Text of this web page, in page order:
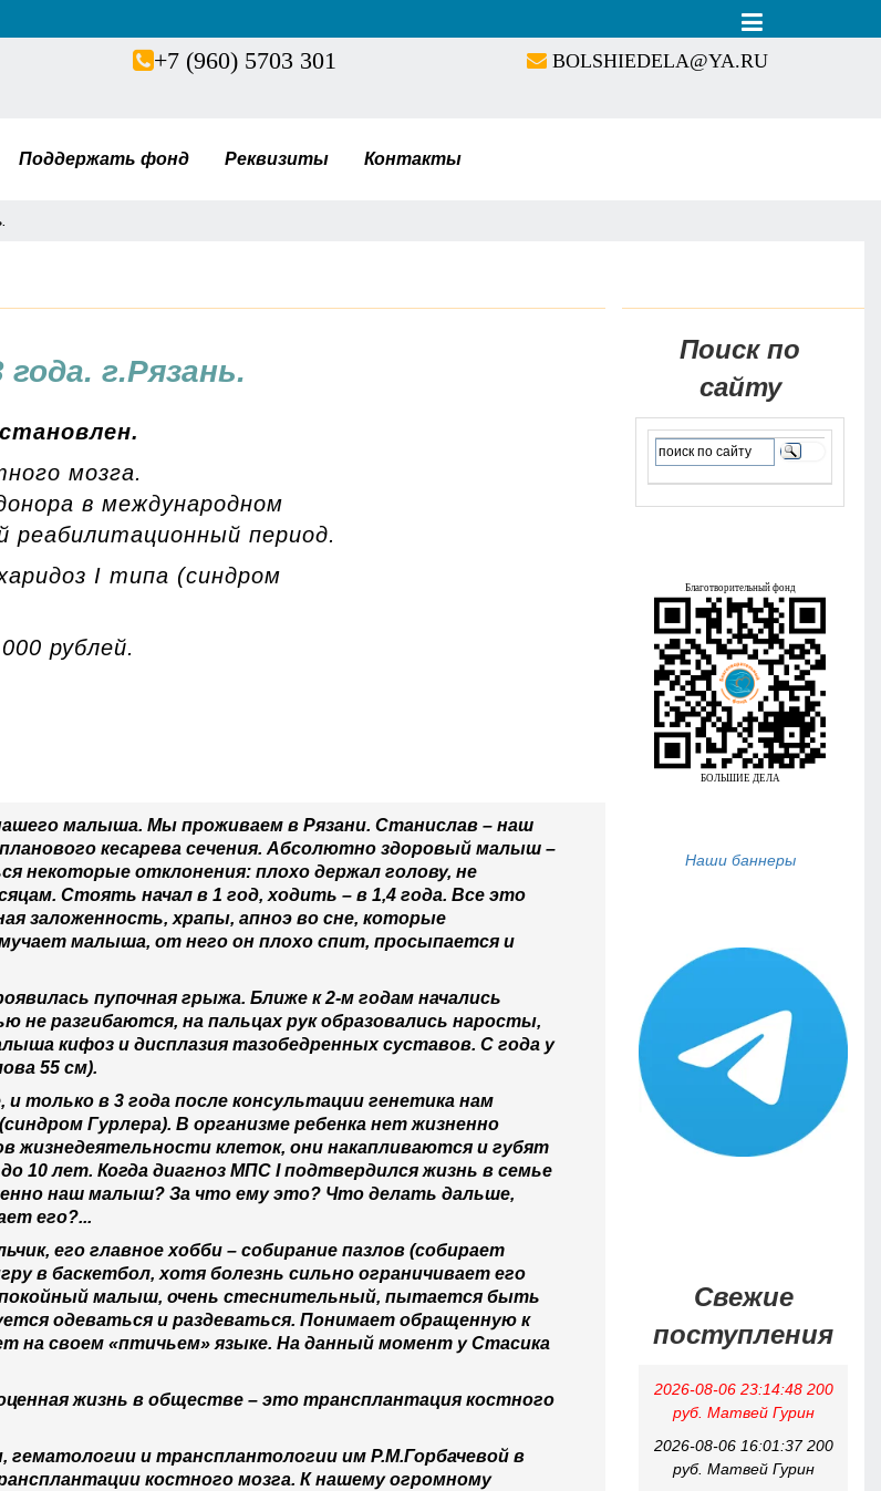
+7 (960) 5703 301 BOLSHIEDELA@YA.RU
Поддержать фонд Реквизиты Контакты
г.Рязань.
мозга.
в международном
реабилитационный период.
I типа (синдром
рублей.
малыша. Мы проживаем в Рязани. Станислав – наш
кесарева сечения. Абсолютно здоровый малыш –
некоторые отклонения: плохо держал голову, не
Стоять начал в 1 год, ходить – в 1,4 года. Все это
заложенность, храпы, апноэ во сне, которые
малыша, от него он плохо спит, просыпается и
пупочная грыжа. Ближе к 2-м годам начались
не разгибаются, на пальцах рук образовались наросты,
кифоз и дисплазия тазобедренных суставов. С года у
55 см).
только в 3 года после консультации генетика нам
Гурлера). В организме ребенка нет жизненно
клеток, они накапливаются и губят
10 лет. Когда диагноз МПС I подтвердился жизнь в семье
наш малыш? За что ему это? Что делать дальше,
его?...
его главное хобби – собирание пазлов (собирает
в баскетбол, хотя болезнь сильно ограничивает его
малыш, очень стеснительный, пытается быть
одеваться и раздеваться. Понимает обращенную к
на своем «птичьем» языке. На данный момент у Стасика
жизнь в обществе – это трансплантация костного
и трансплантологии им Р.М.Горбачевой в
костного мозга. К нашему огромному
Поиск по
сайту
Наши баннеры
Свежие
поступления
2026-08-06 23:14:48 200
руб. Матвей Гурин
2026-08-06 16:01:37 200
руб. Матвей Гурин